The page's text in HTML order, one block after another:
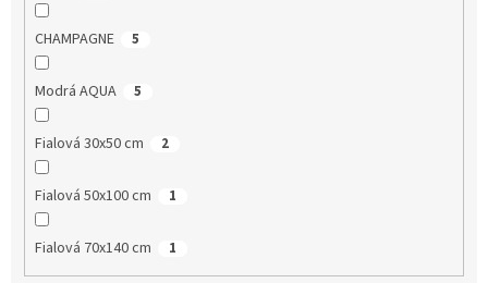
CHAMPAGNE 5
Modrá AQUA 5
Fialová 30x50 cm 2
Fialová 50x100 cm 1
Fialová 70x140 cm 1